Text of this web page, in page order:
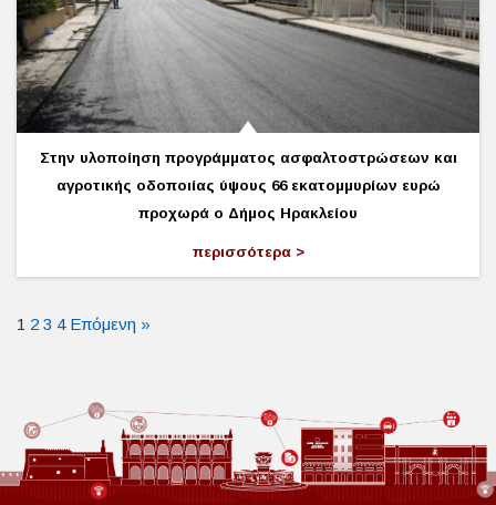
Στην υλοποίηση προγράμματος ασφαλτοστρώσεων και
αγροτικής οδοποιίας ύψους 66 εκατομμυρίων ευρώ
προχωρά ο Δήμος Ηρακλείου
περισσότερα
1 2 3 4 Επόμενη »